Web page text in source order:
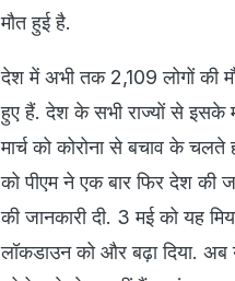
मौत हुई है.
देश में अभी तक 2,109 लोगों की
हुए हैं. देश के सभी राज्यों से
मार्च को कोरोना से बचाव के
को पीएम ने एक बार फिर देश की
की जानकारी दी. 3 मई को यह
लॉकडाउन को और बढ़ा दिया.